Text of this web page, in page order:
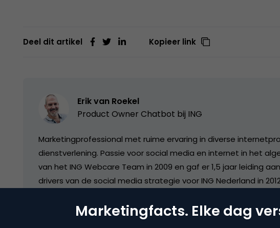
Deel dit artikel Kopieer link
Erik van Roekel
Product Owner Chatbot bij ING
Marketingprofessional met ruime ervaring in diverse
dienstverlening. Passie voor social media en internet in het
van het ING Webcare Team in 2009 en gaf er 1,5 jaar leiding
drivers van de social media strategie voor ING Nederland in
Communications vanING Groepen van daaruit betrokken bij
niveau. Momenteel Product owner chatbot bij ING. Blogt op
Marketingfacts. Elke dag